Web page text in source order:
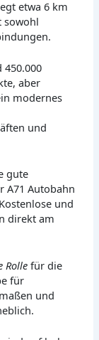
etwa 6 km
sowohl
aber
modernes
und
gute
A71 Autobahn
und
direkt am
Rolle für die
für
und